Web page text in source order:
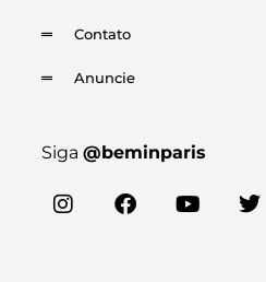
Contato
Anuncie
Siga @beminparis